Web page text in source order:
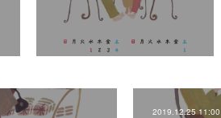
2019.12.25 11:00